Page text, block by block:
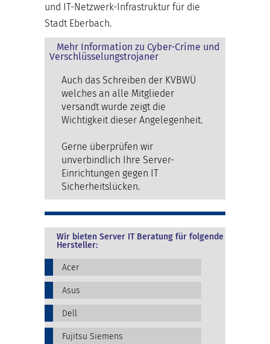
und IT-Netzwerk-Infrastruktur für die
Stadt Eberbach.
Mehr Information zu Cyber-Crime und
Verschlüsselungstrojaner
Auch das Schreiben der KVBWÜ
welches an alle Mitglieder
versandt wurde zeigt die
Wichtigkeit dieser Angelegenheit.
Gerne überprüfen wir
unverbindlich Ihre Server-
Einrichtungen gegen IT
Sicherheitslücken.
Wir bieten Server IT Beratung für folgende
Hersteller:
Acer
Asus
Dell
Fujitsu Siemens